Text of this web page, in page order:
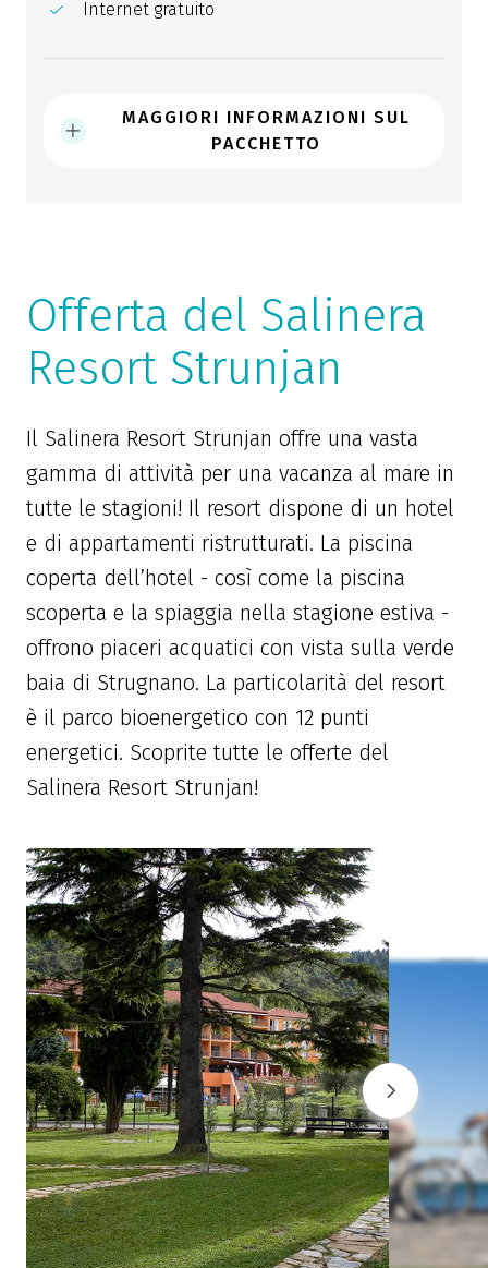
Internet gratuito
MAGGIORI INFORMAZIONI SUL
PACCHETTO
Offerta del Salinera
Resort Strunjan
Il Salinera Resort Strunjan offre una vasta
gamma di attività per una vacanza al mare in
tutte le stagioni! Il resort dispone di un hotel
e di appartamenti ristrutturati. La piscina
coperta dell’hotel - così come la piscina
scoperta e la spiaggia nella stagione estiva -
offrono piaceri acquatici con vista sulla verde
baia di Strugnano. La particolarità del resort
è il parco bioenergetico con 12 punti
energetici. Scoprite tutte le offerte del
Salinera Resort Strunjan!